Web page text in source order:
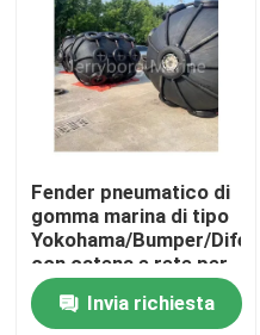
Giro della fabbrica
Controllo di qualità
Notizie
Casi
Fender pneumatico di
gomma marina di tipo
Yokohama/Bumper/Difesa
con catena e rete per
pneumatici
Invia richiesta